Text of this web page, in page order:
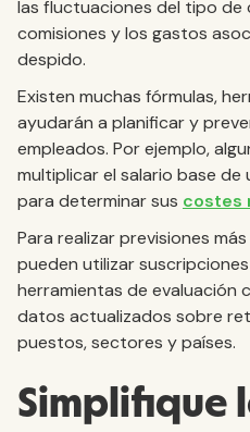
las fluctuaciones del tipo de
comisiones y los gastos
despido.
Existen muchas fórmulas,
ayudarán a planificar y
empleados. Por ejemplo,
multiplicar el salario base de
para determinar sus costes
Para realizar previsiones
pueden utilizar
herramientas de evaluación
datos actualizados sobre
puestos, sectores y países.
Simplifique